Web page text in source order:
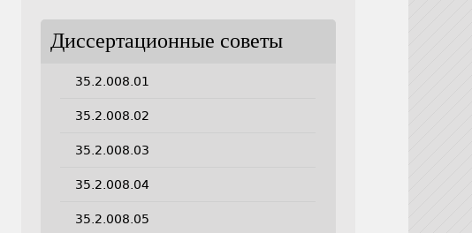
Диссертационные советы
35.2.008.01
35.2.008.02
35.2.008.03
35.2.008.04
35.2.008.05